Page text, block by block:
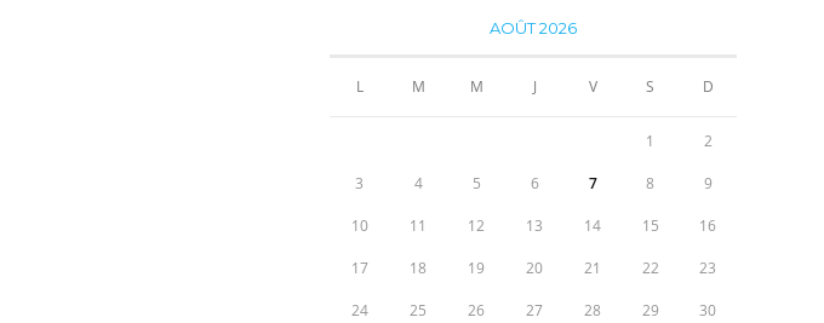
AOÛT 2026
L M M J V S D
1 2
3 4 5 6 7 8 9
10 11 12 13 14 15 16
17 18 19 20 21 22 23
24 25 26 27 28 29 30